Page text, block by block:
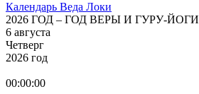
Календарь Веда Локи
2026 ГОД – ГОД ВЕРЫ И ГУРУ-ЙОГИ
6 августа
Четверг
2026 год
00:00:00